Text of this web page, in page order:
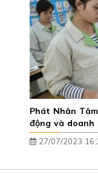
Phát Nhân
động và doanh
27/07/2023